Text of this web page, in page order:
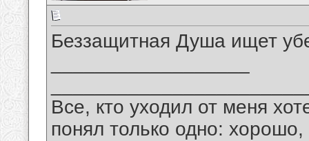
Беззащитная Душа ищет
Все, кто уходил от меня
понял только одно: